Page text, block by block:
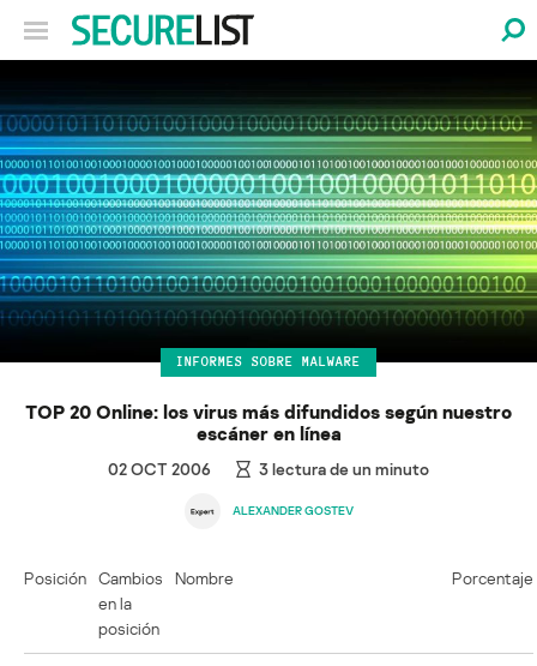
INFORMES SOBRE MALWARE
TOP 20 Online: los virus más difundidos según nuestro
escáner en línea
02 OCT 2006 3lectura de un minuto
ALEXANDER GOSTEV
Posición Cambios
en la
posición
Nombre Porcentaje